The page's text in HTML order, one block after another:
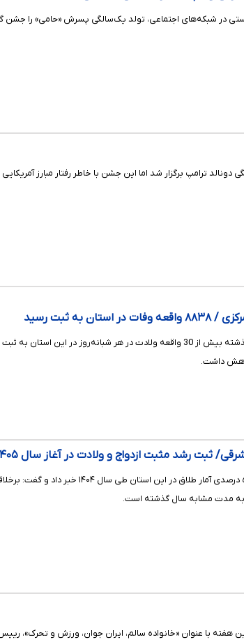
پستی در شبکه‌های اجتماعی، تولد یک‌سالگی پسرش «حامی» را جشن
مدیرکل ثبت احوال آذربایجان‌شرقی
مدت مشابه سال گذشته است.
هفته با عنوان «خانواده سالم، ایران جوان، ورزش و